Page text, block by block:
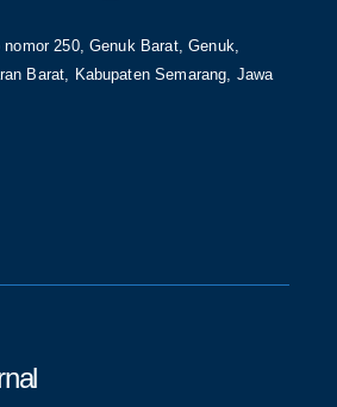
nomor 250, Genuk Barat, Genuk,
Barat, Kabupaten Semarang, Jawa